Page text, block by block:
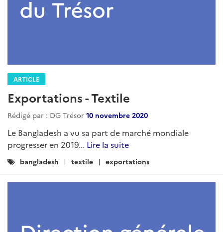
ARTICLE
Exportations - Textile
Rédigé par : DG Trésor 10 novembre 2020
Le Bangladesh a vu sa part de marché mondiale
progresser en 2019... Lire la suite
Catégories
bangladesh textile exportations